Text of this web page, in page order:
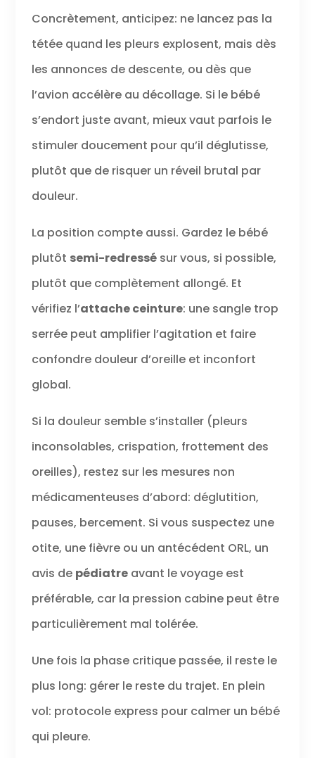
Concrètement, anticipez: ne lancez pas la
tétée quand les pleurs explosent, mais dès
les annonces de descente, ou dès que
l’avion accélère au décollage. Si le bébé
s’endort juste avant, mieux vaut parfois le
stimuler doucement pour qu’il déglutisse,
plutôt que de risquer un réveil brutal par
douleur.
La position compte aussi. Gardez le bébé
plutôt semi-redressésur vous, si possible,
plutôt que complètement allongé. Et
vérifiez l’attache ceinture: une sangle trop
serrée peut amplifier l’agitation et faire
confondre douleur d’oreille et inconfort
global.
Si la douleur semble s’installer (pleurs
inconsolables, crispation, frottement des
oreilles), restez sur les mesures non
médicamenteuses d’abord: déglutition,
pauses, bercement. Si vous suspectez une
otite, une fièvre ou un antécédent ORL, un
avis de pédiatreavant le voyage est
préférable, car la pression cabine peut être
particulièrement mal tolérée.
Une fois la phase critique passée, il reste le
plus long: gérer le reste du trajet. En plein
vol: protocole express pour calmer un bébé
qui pleure.